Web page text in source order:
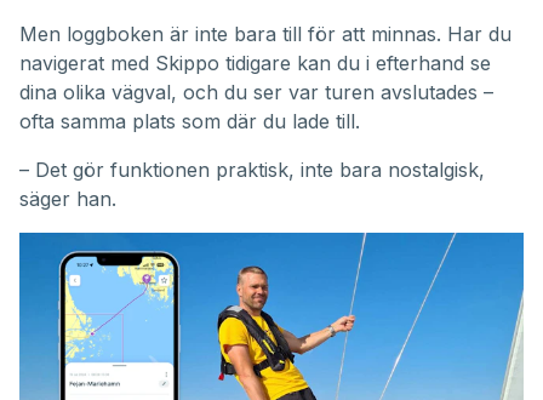
Men loggboken är inte bara till för att minnas. Har du
navigerat med Skippo tidigare kan du i efterhand se
dina olika vägval, och du ser var turen avslutades –
ofta samma plats som där du lade till.
– Det gör funktionen praktisk, inte bara nostalgisk,
säger han.